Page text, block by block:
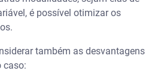
é possível otimizar os
também as desvantagens
caso: